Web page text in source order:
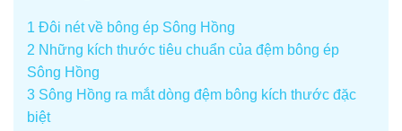
1 Đôi nét về bông ép Sông Hồng
2 Những kích thước tiêu chuẩn của đệm bông ép
Sông Hồng
3 Sông Hồng ra mắt dòng đệm bông kích thước đặc
biệt